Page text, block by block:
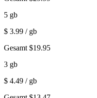
5 gb
$ 3.99 / gb
Gesamt $19.95
3 gb
$ 4.49 / gb